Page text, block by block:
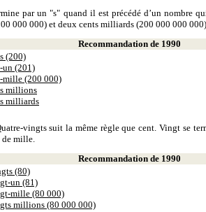
par un "s" quand il est précédé d’un nombre
000 000) et deux cents milliards (200 000 000
Recommandation de 1990
(200)
un (201)
mille (200 000)
millions
milliards
vingts suit la même règle que cent. Vingt se
de mille.
Recommandation de 1990
(80)
un (81)
mille (80 000)
millions (80 000 000)